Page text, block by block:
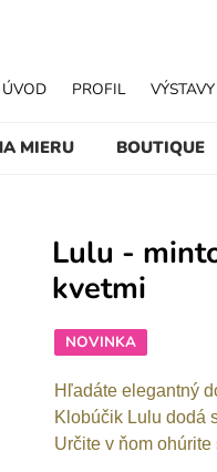
MIERU BOUTIQUE
ÚVOD PROFIL VÝSTAVY
Lulu -
kvetmi
NOVINKA
Hľadáte elegantný
Klobúčik Lulu dodá
Určite v ňom